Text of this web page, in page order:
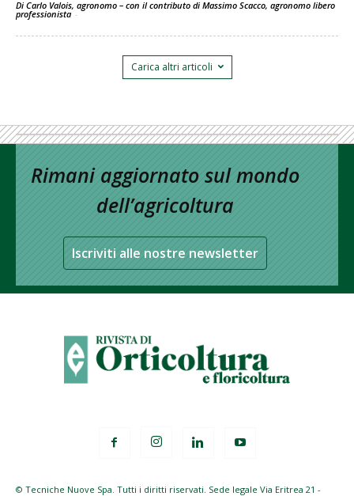
Di Carlo Valois, agronomo – con il contributo di Massimo Scacco, agronomo libero
professionista -
Carica altri articoli
Rimani aggiornato sul mondo
dell’agricoltura
Iscriviti alle nostre newsletter
© Tecniche Nuove Spa. Tutti i diritti riservati. Sede legale Via Eritrea 21 -